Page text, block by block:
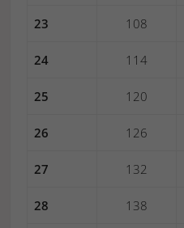
23 108
24 114
25 120
26 126
27 132
28 138